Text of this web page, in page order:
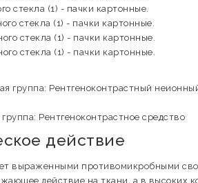
стекла (1) - пачки картонные.
стекла (1) - пачки картонные.
стекла (1) - пачки картонные.
стекла (1) - пачки картонные.
группа: Рентгеноконтрастный
Рентгеноконтрастное средство
действие
выраженными противомикробными
действие на ткани, а в высоких